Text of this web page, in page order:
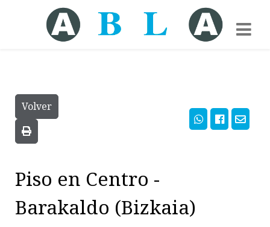
Volver
Piso en Centro -
Barakaldo (Bizkaia)